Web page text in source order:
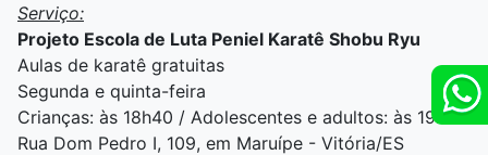
Serviço:
Projeto Escola de Luta Peniel Karatê Shobu Ryu
Aulas de karatê gratuitas
Segunda e quinta-feira
Crianças: às 18h40 / Adolescentes e adultos: às 19h45
Rua Dom Pedro I, 109, em Maruípe - Vitória/ES